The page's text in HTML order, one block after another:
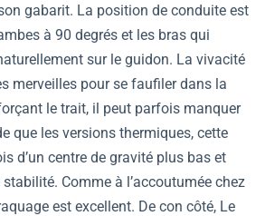
gabarit. La position de conduite est
à 90 degrés et les bras qui
sur le guidon. La vivacité
merveilles pour se faufiler dans la
le trait, il peut parfois manquer
que les versions thermiques, cette
d’un centre de gravité plus bas et
Comme à l’accoutumée chez
est excellent. De con côté, Le